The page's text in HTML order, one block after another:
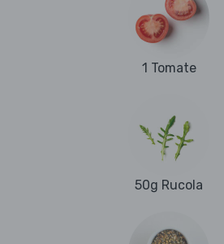
1 Tomate
50g Rucola